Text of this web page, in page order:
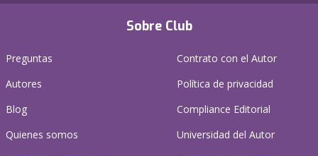
Sobre Club
Preguntas
Autores
Blog
Quienes somos
Contrato con el Autor
Política de privacidad
Compliance Editorial
Universidad del Autor